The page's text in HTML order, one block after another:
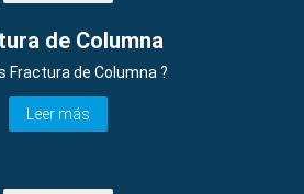
de Columna
Fractura de Columna ?
Leer más